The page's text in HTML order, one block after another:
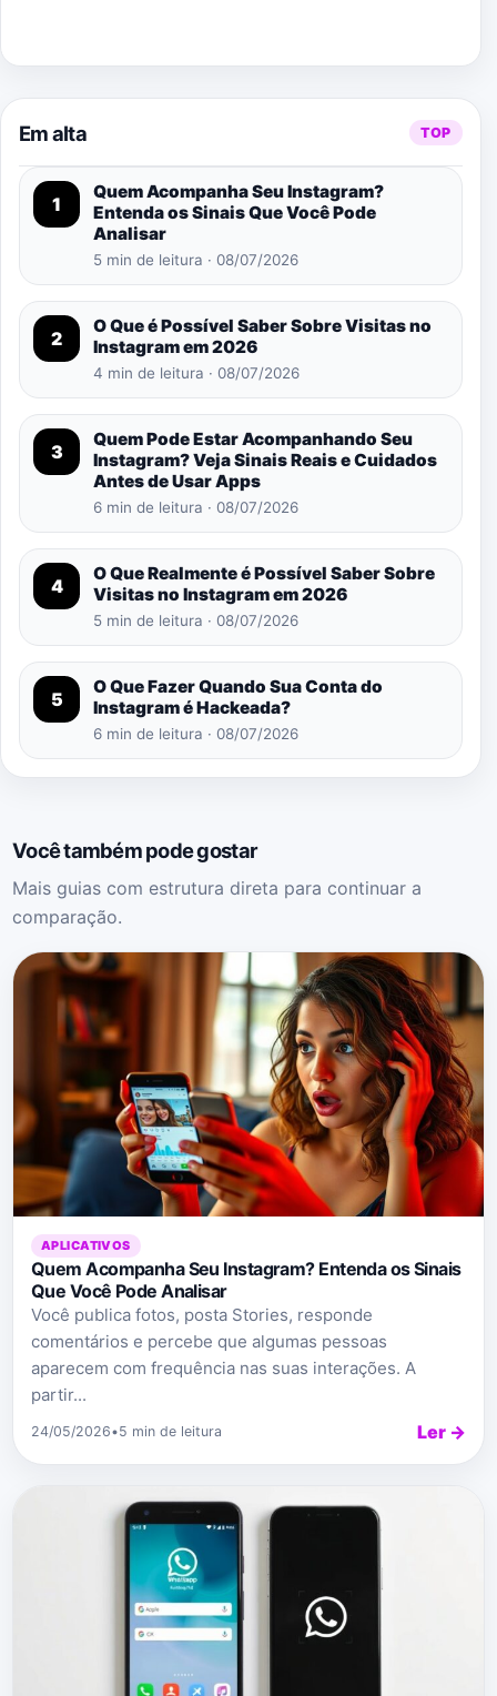
Em alta TOP
1
Quem Acompanha Seu Instagram?
Entenda os Sinais Que Você Pode
Analisar
5 min de leitura · 08/07/2026
2
O Que é Possível Saber Sobre Visitas no
Instagram em 2026
4 min de leitura · 08/07/2026
3
Quem Pode Estar Acompanhando Seu
Instagram? Veja Sinais Reais e Cuidados
Antes de Usar Apps
6 min de leitura · 08/07/2026
4
O Que Realmente é Possível Saber Sobre
Visitas no Instagram em 2026
5 min de leitura · 08/07/2026
5
O Que Fazer Quando Sua Conta do
Instagram é Hackeada?
6 min de leitura · 08/07/2026
Você também pode gostar
Mais guias com estrutura direta para continuar a
comparação.
APLICATIVOS
Quem Acompanha Seu Instagram? Entenda os Sinais
Que Você Pode Analisar
Você publica fotos, posta Stories, responde
comentários e percebe que algumas pessoas
aparecem com frequência nas suas interações. A
partir...
24/05/2026•5 min de leitura Ler →